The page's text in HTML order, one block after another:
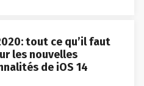
tout ce qu’il faut
les nouvelles
de iOS 14